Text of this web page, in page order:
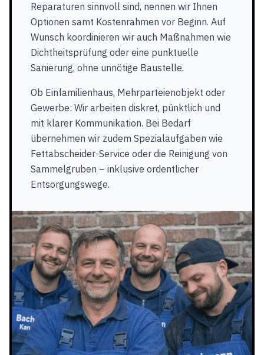
Reparaturen sinnvoll sind, nennen wir Ihnen
Optionen samt Kostenrahmen vor Beginn. Auf
Wunsch koordinieren wir auch Maßnahmen wie
Dichtheitsprüfung oder eine punktuelle
Sanierung, ohne unnötige Baustelle.
Ob Einfamilienhaus, Mehrparteienobjekt oder
Gewerbe: Wir arbeiten diskret, pünktlich und
mit klarer Kommunikation. Bei Bedarf
übernehmen wir zudem Spezialaufgaben wie
Fettabscheider-Service oder die Reinigung von
Sammelgruben – inklusive ordentlicher
Entsorgungswege.